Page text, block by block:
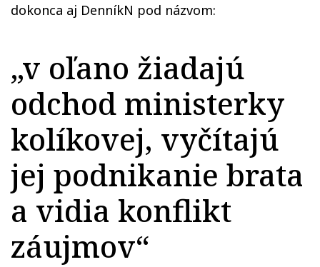
dokonca aj DenníkN pod názvom:
„v oľano žiadajú
odchod ministerky
kolíkovej, vyčítajú
jej podnikanie brata
a vidia konflikt
záujmov“